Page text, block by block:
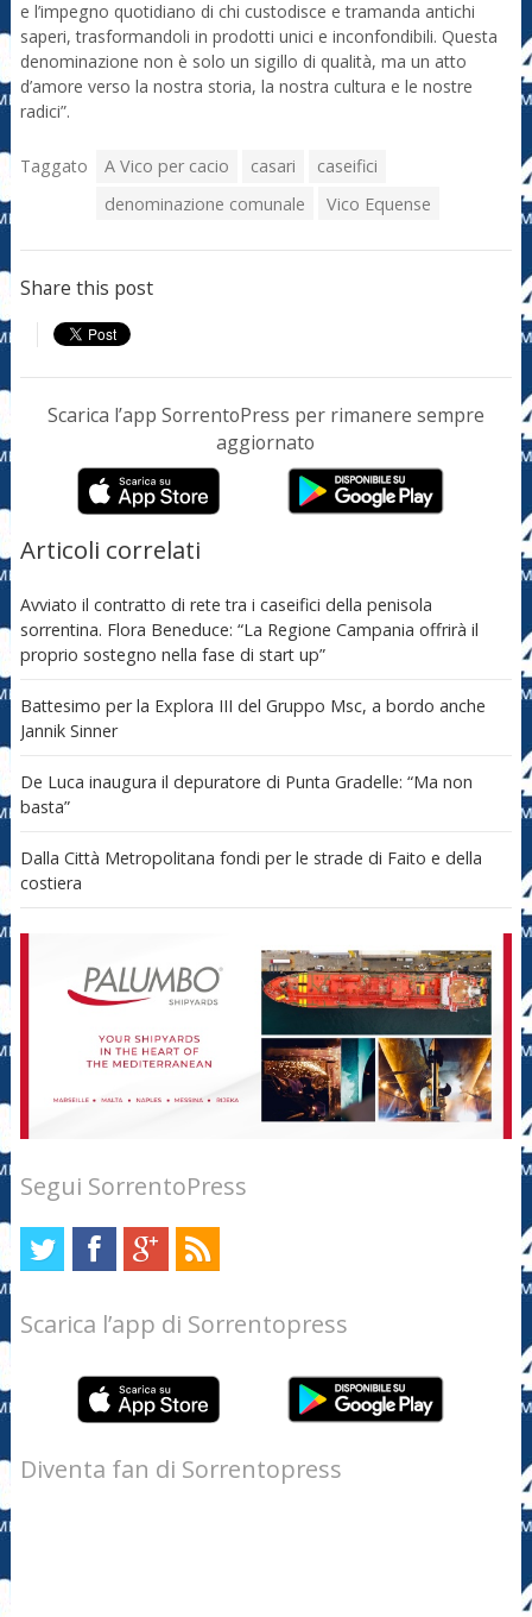
e l’impegno quotidiano di chi custodisce e tramanda antichi
saperi, trasformandoli in prodotti unici e inconfondibili. Questa
denominazione non è solo un sigillo di qualità, ma un atto
d’amore verso la nostra storia, la nostra cultura e le nostre
radici”.
Taggato A Vico per cacio casari
caseifici
denominazione comunale
Vico Equense
Share this post
Scarica l’app SorrentoPress per rimanere sempre
aggiornato
Articoli correlati
Avviato il contratto di rete tra i caseifici della penisola
sorrentina. Flora Beneduce: “La Regione Campania offrirà il
proprio sostegno nella fase di start up”
Battesimo per la Explora III del Gruppo Msc, a bordo anche
Jannik Sinner
De Luca inaugura il depuratore di Punta Gradelle: “Ma non
basta”
Dalla Città Metropolitana fondi per le strade di Faito e della
costiera
Segui SorrentoPress
Scarica l’app di Sorrentopress
Diventa fan di Sorrentopress